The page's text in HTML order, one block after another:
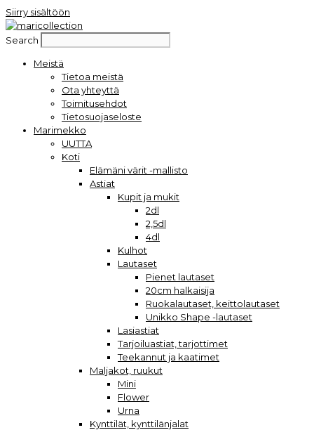
Siirry sisältöön
Search
Meistä
Tietoa meistä
Ota yhteyttä
Toimitusehdot
Tietosuojaseloste
Marimekko
UUTTA
Koti
Elämäni värit -mallisto
Astiat
Kupit ja mukit
2dl
2,5dl
4dl
Kulhot
Lautaset
Pienet lautaset
20cm halkaisija
Ruokalautaset, keittolautaset
Unikko Shape -lautaset
Lasiastiat
Tarjoiluastiat, tarjottimet
Teekannut ja kaatimet
Maljakot, ruukut
Mini
Flower
Urna
Kynttilät, kynttilänjalat